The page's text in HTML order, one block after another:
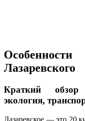
Лазаревского
Краткий обзор
экология,
Лазаревское — это 20